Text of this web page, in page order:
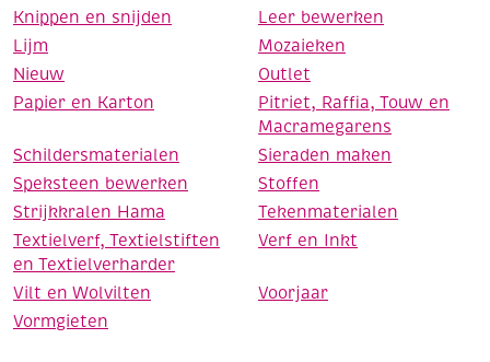
Knippen en snijden
Leer bewerken
Lijm
Mozaieken
Nieuw
Outlet
Papier en Karton
Pitriet, Raffia, Touw en
Macramegarens
Schildersmaterialen
Sieraden maken
Speksteen bewerken
Stoffen
Strijkkralen Hama
Tekenmaterialen
Textielverf, Textielstiften
en Textielverharder
Verf en Inkt
Vilt en Wolvilten
Voorjaar
Vormgieten